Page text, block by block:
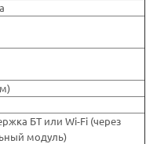
БТ или Wi-Fi (через
модуль)